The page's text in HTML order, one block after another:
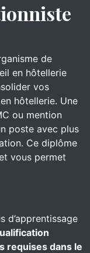
de
en hôtellerie
vos
hôtellerie. Une
ou mention
poste avec plus
Ce diplôme
vous permet
d’apprentissage
requises dans le